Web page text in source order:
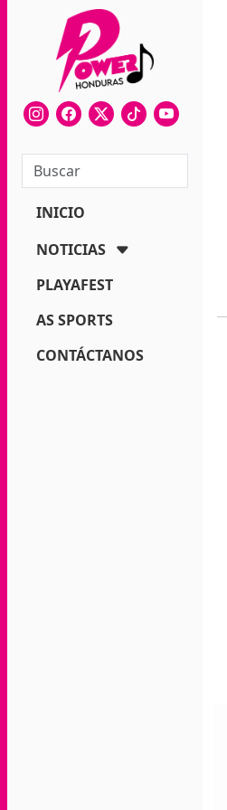
INICIO
NOTICIAS
PLAYAFEST
AS SPORTS
CONTÁCTANOS